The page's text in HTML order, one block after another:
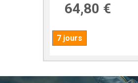
64,80 €
7 jours